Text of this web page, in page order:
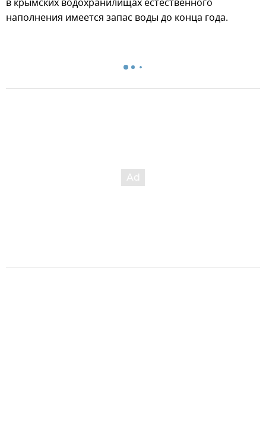
в крымских водохранилищах естественного
наполнения имеется запас воды до конца года.